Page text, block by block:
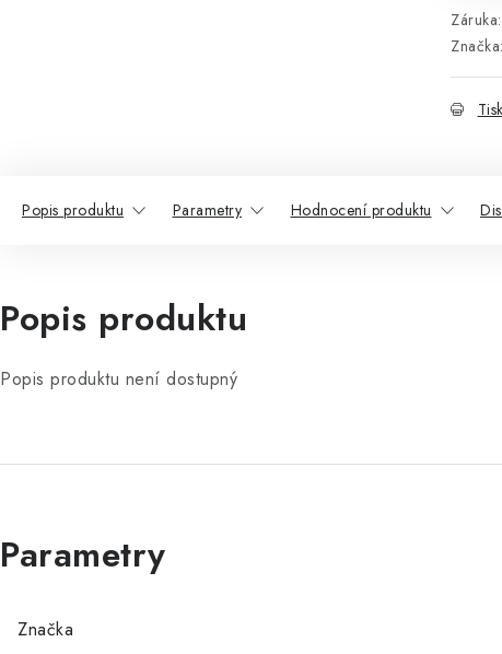
Záruka:
Značka:
Tisk
Popis produktu Parametry Hodnocení produktu
Popis produktu
Popis produktu není dostupný
Značka